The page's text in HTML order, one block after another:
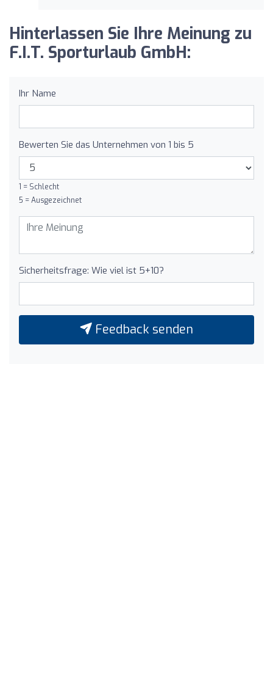
Hinterlassen Sie Ihre Meinung zu
F.I.T. Sporturlaub GmbH:
Ihr Name
Bewerten Sie das Unternehmen von 1 bis 5
1 = Schlecht
5 = Ausgezeichnet
Sicherheitsfrage: Wie viel ist 5+10?
Feedback senden